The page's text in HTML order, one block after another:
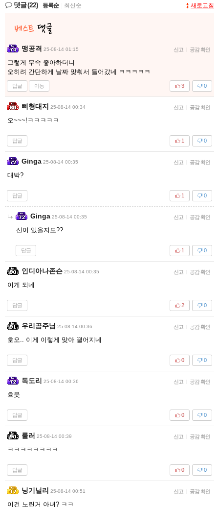
댓글(22) 등록순 최신순 새로고침
맹공격 25-08-14 01:15 신고 | 공감 확인
그렇게 무속 좋아하더니
오히려 간단하게 날짜 맞춰서 들어갔네 ㅋㅋㅋㅋㅋ
답글 이동 0
3
삐형대지 25-08-14 00:34 신고 | 공감 확인
오~~~!ㅋㅋㅋㅋㅋ
답글 0
1
Ginga 25-08-14 00:35 신고 | 공감 확인
대박?
답글 0
1
Ginga 25-08-14 00:35 신고 | 공감 확인
신이 있을지도??
답글 0
1
인디아나존슨 25-08-14 00:35 신고 | 공감 확인
이게 되네
답글 0
2
우리곰주님 25-08-14 00:36 신고 | 공감 확인
호오.. 이게 이렇게 맞아 떨어지네
답글 0
0
독도리 25-08-14 00:36 신고 | 공감 확인
흐뭇
답글 0
0
룰러 25-08-14 00:39 신고 | 공감 확인
ㅋㅋㅋㅋㅋㅋㅋㅋ
답글 0
0
닝기닐리 25-08-14 00:51 신고 | 공감 확인
이건 노린거 아녀? ㅋㅋ